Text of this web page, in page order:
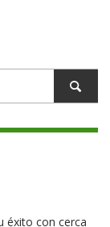
éxito con cerca